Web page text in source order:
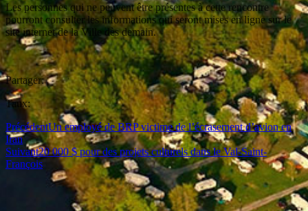
Les personnes qui ne peuvent être présentes à cette rencontre
pourront consulter les informations qui seront mises en ligne sur le
site internet de la Ville dès demain.
Partager:
Taux:
PrécédentUn employé de BRP victime de l’écrasement d’avion en
Iran
Suivant20 000 $ pour des projets culturels dans le Val-Saint-
François